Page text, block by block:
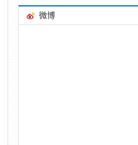
微博